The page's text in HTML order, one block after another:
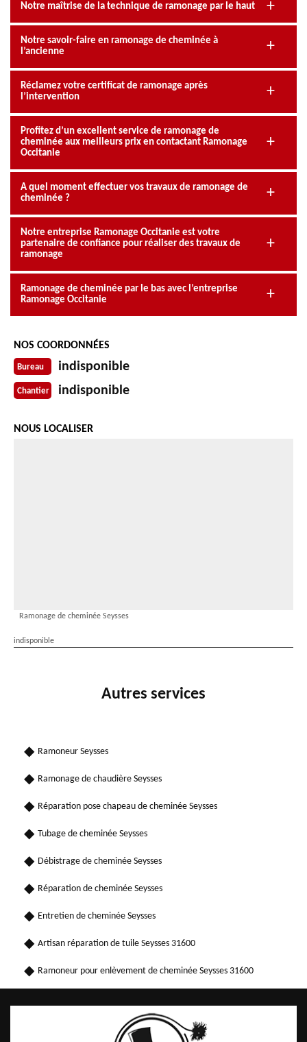
Notre maîtrise de la technique de ramonage par le haut
Notre savoir-faire en ramonage de cheminée à
l’ancienne
Réclamez votre certificat de ramonage après
l’intervention
Profitez d’un excellent service de ramonage de
cheminée aux meilleurs prix en contactant Ramonage
Occitanie
A quel moment effectuer vos travaux de ramonage de
cheminée ?
Notre entreprise Ramonage Occitanie est votre
partenaire de confiance pour réaliser des travaux de
ramonage
Ramonage de cheminée par le bas avec l’entreprise
Ramonage Occitanie
NOS COORDONNÉES
Bureau indisponible
Chantier indisponible
NOUS LOCALISER
Ramonage de cheminée Seysses
indisponible
Autres services
Ramoneur Seysses
Ramonage de chaudière Seysses
Réparation pose chapeau de cheminée Seysses
Tubage de cheminée Seysses
Débistrage de cheminée Seysses
Réparation de cheminée Seysses
Entretien de cheminée Seysses
Artisan réparation de tuile Seysses 31600
Ramoneur pour enlèvement de cheminée Seysses 31600